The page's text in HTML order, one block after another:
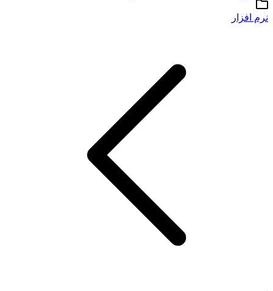
نرم افزار